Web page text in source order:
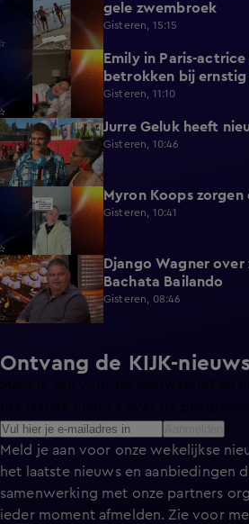
gele zwembroek
Gisteren, 15:15
Emily in Paris-
betrokken bij
Gisteren, 11:10
1:12 Jurre Geluk heeft
Gisteren, 10:46
Myron Koops
Gisteren, 10:41
2:28
Django Wagner
Bachata Bailando
Gisteren, 08:46
Ontvang de KIJK-
Meld je aan voor de nieuwsbrief en
Meld je aan voor onze wekelijkse
het laatste nieuws en aanbiedingen
samenwerking met onze partners
ieder moment afmelden. Zie voor